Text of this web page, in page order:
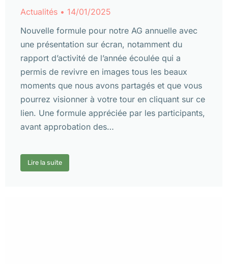
Actualités
14/01/2025
Nouvelle formule pour notre AG annuelle avec
une présentation sur écran, notamment du
rapport d’activité de l’année écoulée qui a
permis de revivre en images tous les beaux
moments que nous avons partagés et que vous
pourrez visionner à votre tour en cliquant sur ce
lien. Une formule appréciée par les participants,
avant approbation des…
Lire la suite